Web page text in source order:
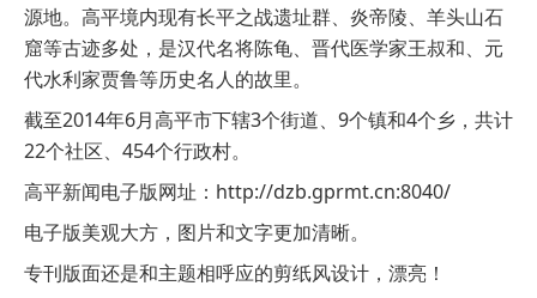
源地。高平境内现有长平之战遗址群、炎帝陵、羊头山石
窟等古迹多处，是汉代名将陈龟、晋代医学家王叔和、元
代水利家贾鲁等历史名人的故里。
截至2014年6月高平市下辖3个街道、9个镇和4个乡，共计
22个社区、454个行政村。
高平新闻电子版网址：http://dzb.gprmt.cn:8040/
电子版美观大方，图片和文字更加清晰。
专刊版面还是和主题相呼应的剪纸风设计，漂亮！